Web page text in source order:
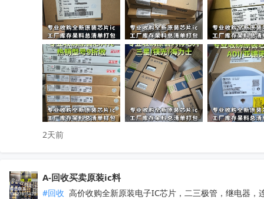
快速清空仓库，释放仓储空间，高效盘活闲置物料回笼资金
覆盖全国上门收货，珠三角、深圳区域当日上门看货📱
只需提供型号、数量、实物照片，免费快速精准估价
无中间商层层压价，出价高于同行，一站式清库存省心省力
有闲置电子库存欢迎随时联系洽谈！
收起
2天前
A-回收买卖原装ic料
#回收 高价收购全新原装电子IC芯片，二三极管，继电器，